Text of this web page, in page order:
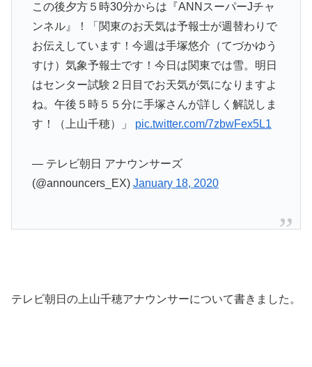
この後夕方５時30分からは『ANNスーパーJチャ
ンネル』！「関東のお天気は予報士が週替わりで
お伝えしています！今週は手塚悠介（てづかゆう
すけ）気象予報士です！今日は関東では雪。明日
はセンター試験２日目でお天気が気になりますよ
ね。午後５時５５分に手塚さんが詳しく解説しま
す！（上山千穂）」 pic.twitter.com/7zbwFex5L1
— テレビ朝日 アナウンサーズ
(@announcers_EX) January 18, 2020
テレビ朝日の上山千穂アナウンサーについて書きました。